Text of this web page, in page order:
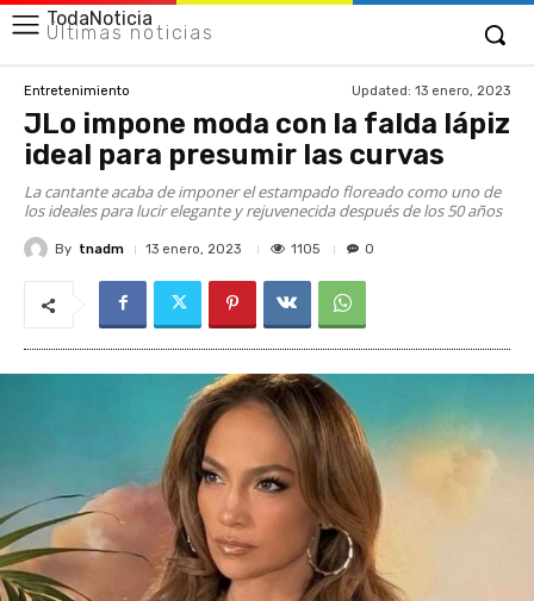
TodaNoticia
Últimas noticias
Entretenimiento Updated: 13 enero, 2023
JLo impone moda con la falda lápiz
ideal para presumir las curvas
La cantante acaba de imponer el estampado floreado como uno de
los ideales para lucir elegante y rejuvenecida después de los 50 años
By tnadm 13 enero, 2023 1105 0